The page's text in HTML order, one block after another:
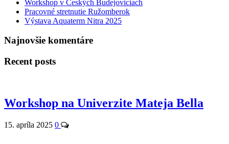
Workshop v Českých Budejoviciach
Pracovné stretnutie Ružomberok
Výstava Aquaterm Nitra 2025
Najnovšie komentáre
Recent posts
Workshop na Univerzite Mateja Bella
15. apríla 2025 0